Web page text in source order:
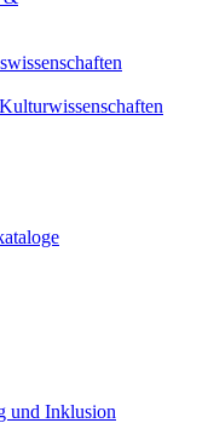
und Inklusion